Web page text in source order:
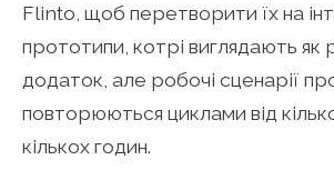
Flinto, щоб перетворити їх на
прототипи, котрі виглядають як
додаток, але робочі сценарії
повторюються циклами від
кількох годин.